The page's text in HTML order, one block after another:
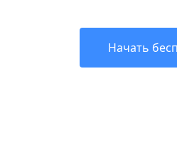
Начать